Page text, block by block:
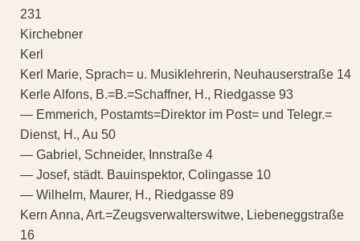
231
Kirchebner
Kerl
Kerl Marie, Sprach= u. Musiklehrerin, Neuhauserstraße 14
Kerle Alfons, B.=B.=Schaffner, H., Riedgasse 93
— Emmerich, Postamts=Direktor im Post= und Telegr.=
Dienst, H., Au 50
— Gabriel, Schneider, Innstraße 4
— Josef, städt. Bauinspektor, Colingasse 10
— Wilhelm, Maurer, H., Riedgasse 89
Kern Anna, Art.=Zeugsverwalterswitwe, Liebeneggstraße
16